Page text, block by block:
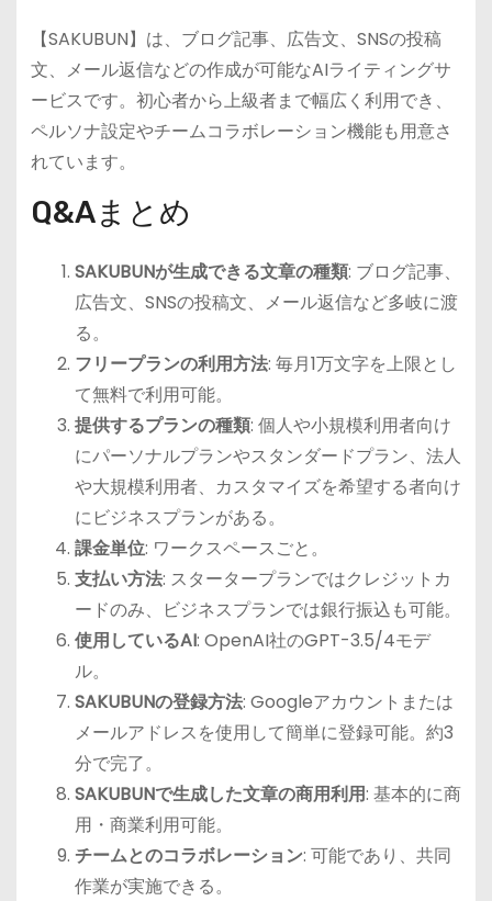
【SAKUBUN】は、ブログ記事、広告文、SNSの投稿
文、メール返信などの作成が可能なAIライティングサ
ービスです。初心者から上級者まで幅広く利用でき、
ペルソナ設定やチームコラボレーション機能も用意さ
れています。
Q&Aまとめ
SAKUBUNが生成できる文章の種類: ブログ記事、
広告文、SNSの投稿文、メール返信など多岐に渡
る。
フリープランの利用方法: 毎月1万文字を上限とし
て無料で利用可能。
提供するプランの種類: 個人や小規模利用者向け
にパーソナルプランやスタンダードプラン、法人
や大規模利用者、カスタマイズを希望する者向け
にビジネスプランがある。
課金単位: ワークスペースごと。
支払い方法: スタータープランではクレジットカ
ードのみ、ビジネスプランでは銀行振込も可能。
使用しているAI: OpenAI社のGPT-3.5/4モデ
ル。
SAKUBUNの登録方法: Googleアカウントまたは
メールアドレスを使用して簡単に登録可能。約3
分で完了。
SAKUBUNで生成した文章の商用利用: 基本的に商
用・商業利用可能。
チームとのコラボレーション: 可能であり、共同
作業が実施できる。